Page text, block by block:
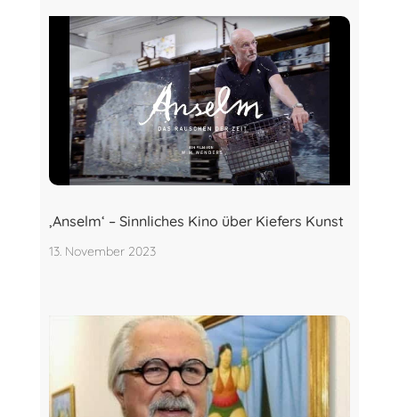
‚Anselm‘ – Sinnliches Kino über Kiefers Kunst
13. November 2023